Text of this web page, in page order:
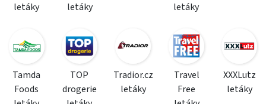
letáky
letáky
letáky
Tamda
Foods
TOP
drogerie
Tradior.cz
letáky
Travel
Free
XXXLutz
letáky